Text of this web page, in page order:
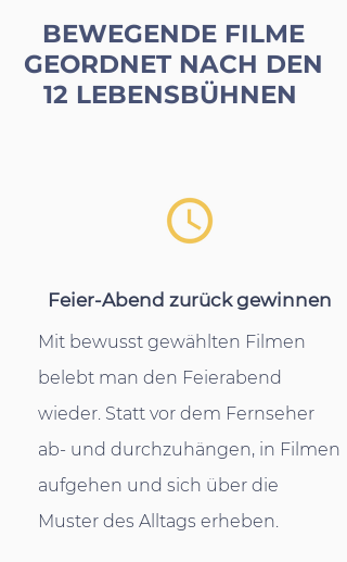
BEWEGENDE FILME
GEORDNET NACH DEN
12 LEBENSBÜHNEN
Feier-Abend zurück gewinnen
Mit bewusst gewählten Filmen
belebt man den Feierabend
wieder. Statt vor dem Fernseher
ab- und durchzuhängen, in Filmen
aufgehen und sich über die
Muster des Alltags erheben.